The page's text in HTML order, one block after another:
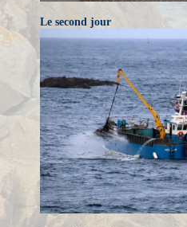
Le second jour